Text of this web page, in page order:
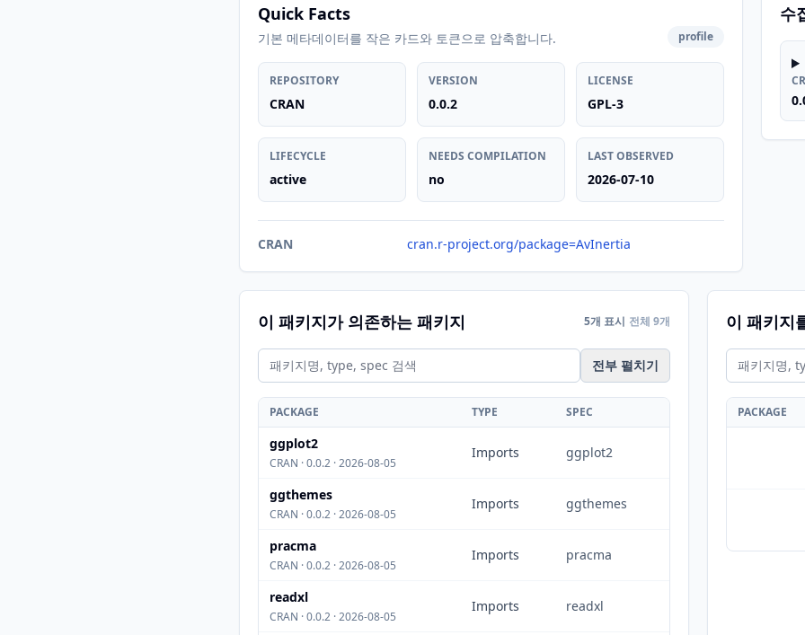
Quick Facts
기본 메타데이터를 작은 카드와 토큰으로 압축합니다. profile
REPOSITORY
CRAN
VERSION
0.0.2
LICENSE
GPL-3
LIFECYCLE
active
NEEDS COMPILATION
no
LAST OBSERVED
2026-07-10
CRAN cran.r-project.org/package=AvInertia
수
이 패키지가 의존하는 패키지 5개 표시 전체 9개
전부 펼치기
PACKAGE TYPE SPEC
ggplot2
CRAN · 0.0.2 · 2026-08-05
Imports ggplot2
ggthemes
CRAN · 0.0.2 · 2026-08-05
Imports ggthemes
pracma
CRAN · 0.0.2 · 2026-08-05
Imports pracma
readxl
CRAN · 0.0.2 · 2026-08-05
Imports readxl
이 패키지
PACKAGE